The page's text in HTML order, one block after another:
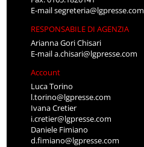
E-mailsegreteria@lgpresse.com
RESPONSABILE DI AGENZIA
Arianna Gori Chisari
E-maila.chisari@lgpresse.com
Account
Luca Torino
l.torino@lgpresse.com
Ivana Cretier
i.cretier@lgpresse.com
Daniele Fimiano
d.fimiano@lgpresse.com